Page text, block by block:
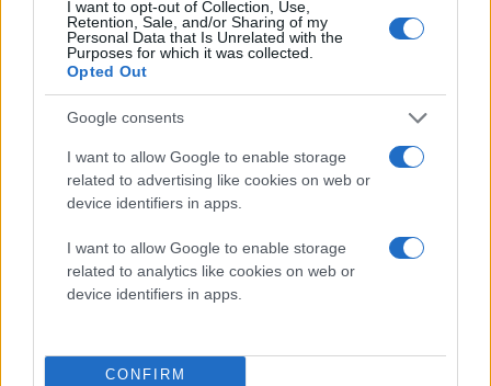
I want to opt-out of Collection, Use,
Retention, Sale, and/or Sharing of my
Personal Data that Is Unrelated with the
Purposes for which it was collected.
Opted Out
Google consents
I want to allow Google to enable storage
related to advertising like cookies on web or
device identifiers in apps.
I want to allow Google to enable storage
related to analytics like cookies on web or
device identifiers in apps.
CONFIRM
δυσκολεύεται να διατηρήσει την επιρροή της και να
κρατήσει την τάξη. Σύμφωνα με την επίσημη σύνοψη
της Telltale:"Όταν μια βάναυση σειρά εγκλημάτων
απειλεί να διαρρήξει την εύθραυστη ισορροπία που
συγκρατεί το Fabletown, ο Bigby Wolf παρασύρεται σε
μια επικίνδυνη συνωμοσία που φτάνει βαθιά στον
εγκληματικό υπόκοσμο της πόλης".
να εστιάζει στην εσωτερική σύγκρουση του
πρωταγωνιστή. Ο παίκτης θα κληθεί να αποφασίσει το
την ενστικτώδη, ζωώδη φύση του. Το στοιχείο των